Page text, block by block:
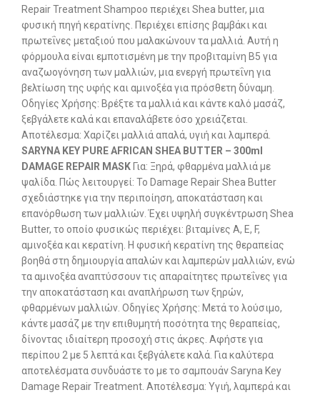
Repair Treatment Shampoo περιέχει Shea butter, μια
φυσική πηγή κερατίνης. Περιέχει επίσης βαμβάκι και
πρωτεΐνες μεταξιού που μαλακώνουν τα μαλλιά. Αυτή η
φόρμουλα είναι εμποτισμένη με την προβιταμίνη Β5 για
αναζωογόνηση των μαλλιών, μια ενεργή πρωτεΐνη για
βελτίωση της υφής και αμινοξέα για πρόσθετη δύναμη.
Οδηγίες Χρήσης: Βρέξτε τα μαλλιά και κάντε καλό μασάζ,
ξεβγάλετε καλά και επαναλάβετε όσο χρειάζεται.
Αποτέλεσμα: Χαρίζει μαλλιά απαλά, υγιή και λαμπερά.
SARYNA KEY PURE AFRICAN SHEA BUTTER – 300ml
DAMAGE REPAIR MASK Για: Ξηρά, φθαρμένα μαλλιά με
ψαλίδα. Πώς λειτουργεί: Το Damage Repair Shea Butter
σχεδιάστηκε για την περιποίηση, αποκατάσταση και
επανόρθωση των μαλλιών. Έχει υψηλή συγκέντρωση Shea
Butter, το οποίο φυσικώς περιέχει: βιταμίνες A, E, F,
αμινοξέα και κερατίνη. Η φυσική κερατίνη της θεραπείας
βοηθά στη δημιουργία απαλών και λαμπερών μαλλιών, ενώ
τα αμινοξέα αναπτύσσουν τις απαραίτητες πρωτεΐνες για
την αποκατάσταση και αναπλήρωση των ξηρών,
φθαρμένων μαλλιών. Οδηγίες Χρήσης: Μετά το λούσιμο,
κάντε μασάζ με την επιθυμητή ποσότητα της θεραπείας,
δίνοντας ιδιαίτερη προσοχή στις άκρες. Αφήστε για
περίπου 2 με 5 λεπτά και ξεβγάλετε καλά. Για καλύτερα
αποτελέσματα συνδυάστε το με το σαμπουάν Saryna Key
Damage Repair Treatment. Αποτέλεσμα: Υγιή, λαμπερά και